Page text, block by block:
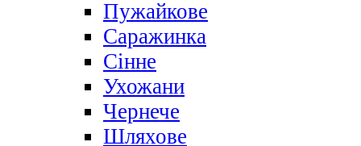
Пужайкове
Саражинка
Сінне
Ухожани
Чернече
Шляхове